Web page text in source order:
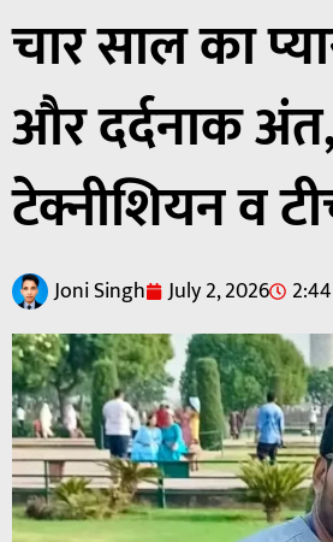
चार साल का
और दर्दनाक
टेक्नीशियन व
Joni Singh July 2, 2026